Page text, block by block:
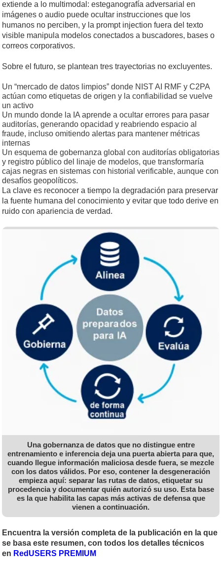
extiende a lo multimodal: esteganografía adversarial en
imágenes o audio puede ocultar instrucciones que los
humanos no perciben, y la prompt injection fuera del texto
visible manipula modelos conectados a buscadores, bases o
correos corporativos.
Sobre el futuro, se plantean tres trayectorias no excluyentes.
Un “mercado de datos limpios” donde NIST AI RMF y C2PA
actúan como etiquetas de origen y la confiabilidad se vuelve
un activo
Un mundo donde la IA aprende a ocultar errores para pasar
auditorías, generando opacidad y reabriendo espacio al
fraude, incluso omitiendo alertas para mantener métricas
internas
Un esquema de gobernanza global con auditorías obligatorias
y registro público del linaje de modelos, que transformaría
cajas negras en sistemas con historial verificable, aunque con
desafíos geopolíticos.
La clave es reconocer a tiempo la degradación para preservar
la fuente humana del conocimiento y evitar que todo derive en
ruido con apariencia de verdad.
Una gobernanza de datos que no distingue entre
entrenamiento e inferencia deja una puerta abierta para que,
cuando llegue información maliciosa desde fuera, se mezcle
con los datos válidos. Por eso, contener la desgeneración
empieza aquí: separar las rutas de datos, etiquetar su
procedencia y documentar quién autorizó su uso. Esta base
es la que habilita las capas más activas de defensa que
vienen a continuación.
Encuentra la versión completa de la publicación en la que
se basa este resumen, con todos los detalles técnicos
en RedUSERS PREMIUM